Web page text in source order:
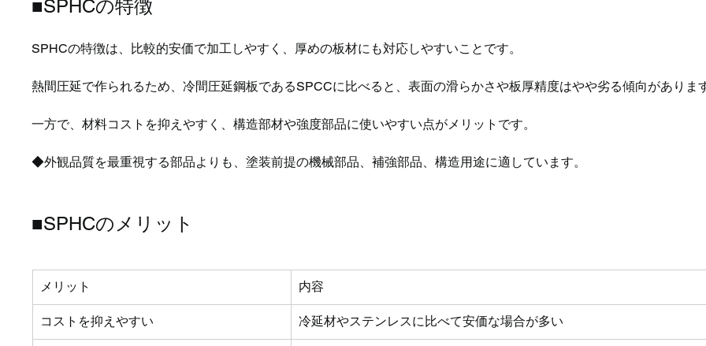
■SPHCの特徴
SPHCの特徴は、比較的安価で加工しやすく、厚めの板材にも対応しやすいことです。
熱間圧延で作られるため、冷間圧延鋼板であるSPCCに比べると、表面の滑らかさや板厚精度はやや劣る傾向がありま
一方で、材料コストを抑えやすく、構造部材や強度部品に使いやすい点がメリットです。
◆外観品質を最重視する部品よりも、塗装前提の機械部品、補強部品、構造用途に適しています。
■SPHCのメリット
メリット 内容
コストを抑えやすい 冷延材やステンレスに比べて安価な場合が多い